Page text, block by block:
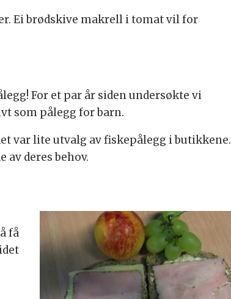
Ei brødskive makrell i tomat vil for
For et par år siden undersøkte vi
som pålegg for barn.
var lite utvalg av fiskepålegg i butikkene.
av deres behov.
få